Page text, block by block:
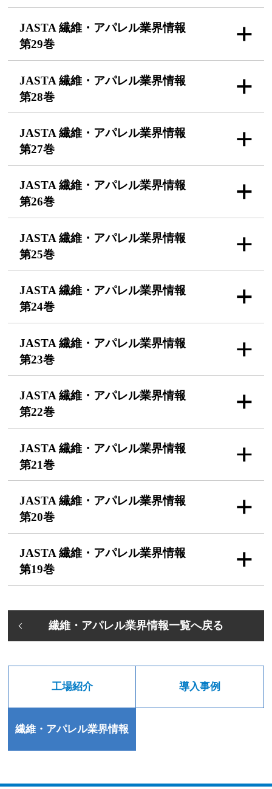
JASTA 繊維・アパレル業界情報
第29巻
JASTA 繊維・アパレル業界情報
第28巻
JASTA 繊維・アパレル業界情報
第27巻
JASTA 繊維・アパレル業界情報
第26巻
JASTA 繊維・アパレル業界情報
第25巻
JASTA 繊維・アパレル業界情報
第24巻
JASTA 繊維・アパレル業界情報
第23巻
JASTA 繊維・アパレル業界情報
第22巻
JASTA 繊維・アパレル業界情報
第21巻
JASTA 繊維・アパレル業界情報
第20巻
JASTA 繊維・アパレル業界情報
第19巻
繊維・アパレル業界情報一覧へ戻る
工場紹介 導入事例
繊維・アパレル業界情報